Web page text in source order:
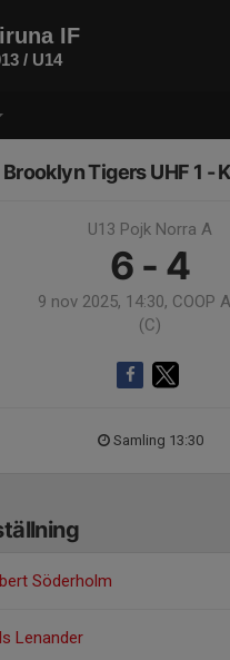
IF
/ U14
Brooklyn Tigers UHF 1 -
U13 Pojk Norra A
6 - 4
9 nov 2025, 14:30, COOP
(C)
Samling 13:30
Söderholm
Lenander